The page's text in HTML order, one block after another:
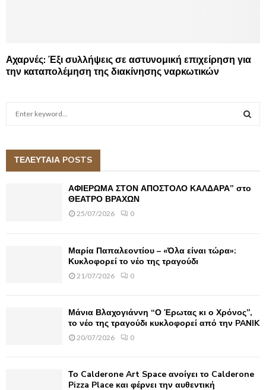
Αχαρνές: Έξι συλλήψεις σε αστυνομική επιχείρηση για
την καταπολέμηση της διακίνησης ναρκωτικών
h
A
ΤΕΛΕΥΤΑΙΑ POSTS
ΑΦΙΕΡΩΜΑ ΣΤΟΝ ΑΠΟΣΤΟΛΟ ΚΑΛΔΑΡΑ” στο
ΘΕΑΤΡΟ ΒΡΑΧΩΝ
25/07/2026 0
Μαρία Παπαλεοντίου – «Όλα είναι τώρα»:
Κυκλοφορεί το νέο της τραγούδι
21/07/2026 0
Μάνια Βλαχογιάννη “Ο Έρωτας κι ο Χρόνος”,
το νέο της τραγούδι κυκλοφορεί από την PANIK
20/07/2026 0
Το Calderone Art Space ανοίγει το Calderone
Pizza Place και φέρνει την αυθεντική